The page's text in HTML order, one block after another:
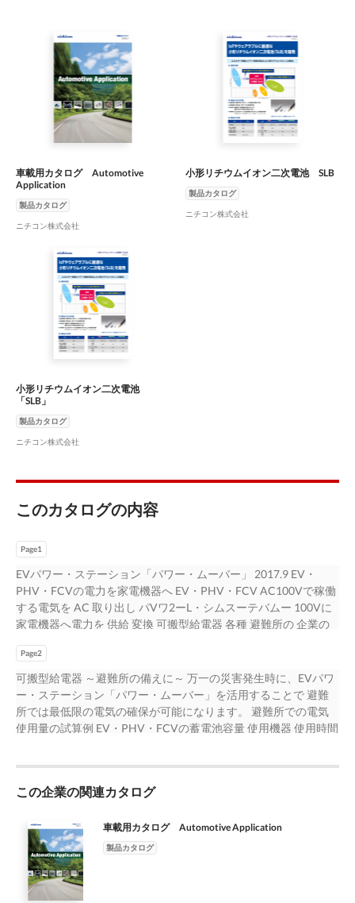
車載用カタログ Automotive
Application
製品カタログ
ニチコン株式会社
小形リチウムイオン二次電池 SLB
製品カタログ
ニチコン株式会社
小形リチウムイオン二次電池
「SLB」
製品カタログ
ニチコン株式会社
このカタログの内容
Page1
EVパワー・ステーション「パワー・ムーバー」 2017.9 EV・
PHV・FCVの電力を家電機器へ EV・PHV・FCV AC100Vで稼働
する電気を AC 取り出し パVワ2ーL・シムスーテバムー 100Vに
家電機器へ電力を 供給 変換 可搬型給電器 各種 避難所の 企業の
パワー・ステーション「パワー・ムーバー」は、電気自動車
（EV）の蓄電能力、プラグインハイブリッド車（PHV）*の発
電・蓄電能力、 燃料電池車（FCV）の発電能力を活用し、電気
機器に電力供給を行う装置（V2L：Vehicle to Load）です。 ＊
車両仕様により使用に制限が有る場合があります 特 長 安全、
楽 ！々 電動自動車用 充放電システム 伸縮式キャリーバー・ 先進
FCV・PHVと V2L DC版に準拠 ボタンを押すと 1.5kWのAC100V
接続が可能 給電開始 コンセント×3 同等出力のガソリン式発電機
よりも小型・軽量で環境負荷（排気ガス・騒音）は、はるかに小
さくなります。
Page2
可搬型給電器 ～避難所の備えに～ 万一の災害発生時に、EVパワ
ー・ステーション「パワー・ムーバー」を活用することで 避難
所では最低限の電気の確保が可能になります。 避難所での電気
使用量の試算例 EV・PHV・FCVの蓄電池容量 使用機器 使用時間
が 1200W電気ポット 2時間 2.4kWh 同時に使用 i-MiEV 16kWh
PHEV 12kWh 総計 26.7kWh 上記の使い方を想定した場合、
MIRAIでは約２日、リーフでは約１日の電力をまかなえます。ま
た、1口が1.5kW 出力では調理機器や温調機器を複数同時に使用
すると出力不足となりますが、EVパワー・ステーション「パワ
ー・ ムーバー」は1.5kWが3口で、合計4.5kWの出力が可能です
この企業の関連カタログ
車載用カタログ Automotive Application
製品カタログ